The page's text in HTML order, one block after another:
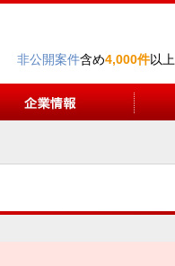
非公開案件含め4,000件以上